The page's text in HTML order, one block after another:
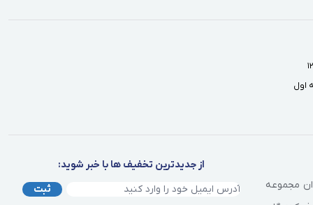
مجموعه
از جدیدترین تخفیف ها با خبر شوید:
ثبت